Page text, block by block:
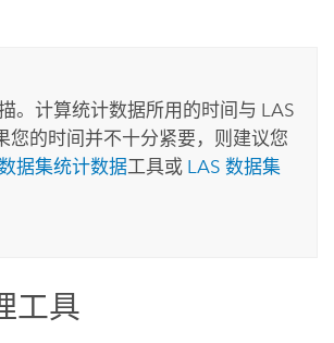
。计算统计数据所用的时间与 LAS
您的时间并不十分紧要，则建议您
据集统计数据工具或 LAS 数据集
工具